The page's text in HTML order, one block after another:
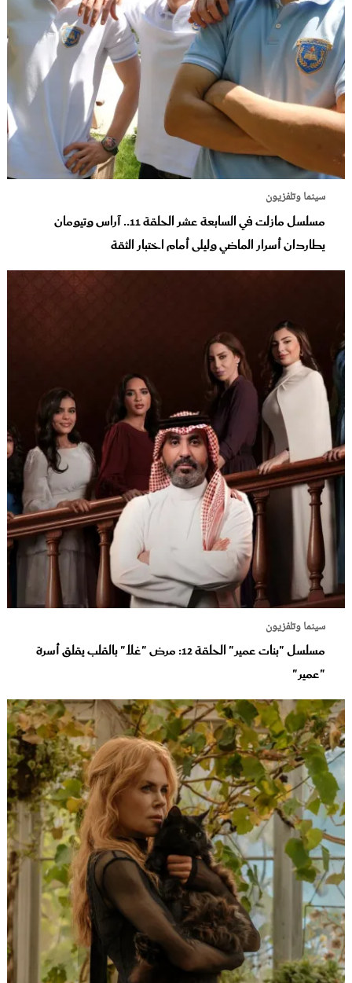
سينما وتلفزيون
مسلسل مازلت في السابعة عشر الحلقة 11.. آراس وتيومان
يطاردان أسرار الماضي وليلى أمام اختبار الثقة
سينما وتلفزيون
مسلسل "بنات عمير" الحلقة 12: مرض "غلا" بالقلب يقلق أسرة
"عمير"